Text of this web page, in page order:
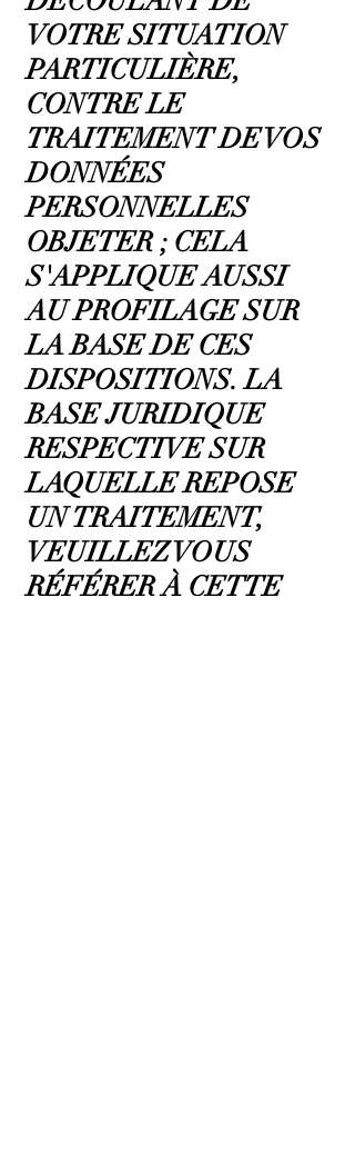
VOTRE SITUATION
PARTICULIÈRE,
CONTRE LE
TRAITEMENT DE VOS
DONNÉES
PERSONNELLES
OBJETER ; CELA
S'APPLIQUE AUSSI
AU PROFILAGE SUR
LA BASE DE CES
DISPOSITIONS. LA
BASE JURIDIQUE
RESPECTIVE SUR
LAQUELLE REPOSE
UN TRAITEMENT,
VEUILLEZ VOUS
RÉFÉRER À CETTE